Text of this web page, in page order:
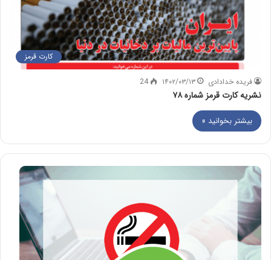
کارت قرمز
فریده خدادادی ۱۴۰۲/۰۳/۱۳ 24
نشریه کارت قرمز شماره ۷۸
بیشتر بخوانید »